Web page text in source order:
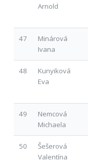
Arnold
47
Minárová
Ivana
48
Kunyiková
Eva
49
Nemcová
Michaela
50
Šešerová
Valentína